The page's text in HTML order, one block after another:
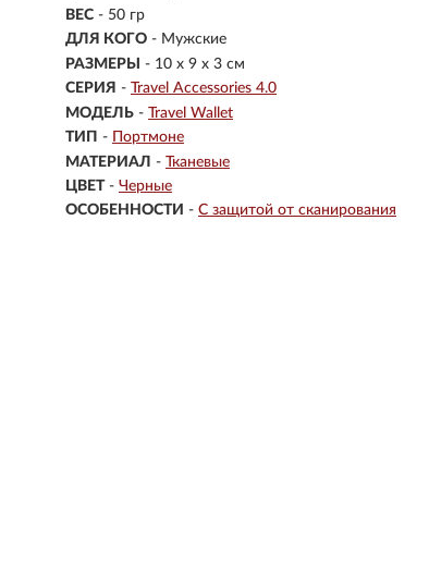
ВЕС - 50 гр
ДЛЯ КОГО - Мужские
РАЗМЕРЫ
- 10 х 9 х 3 см
СЕРИЯ - Travel Accessories 4.0
МОДЕЛЬ - Travel Wallet
ТИП - Портмоне
МАТЕРИАЛ - Тканевые
ЦВЕТ - Черные
ОСОБЕННОСТИ - С защитой от сканирования